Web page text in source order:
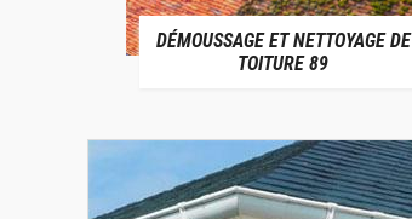
DÉMOUSSAGE ET NETTOYAGE DE
TOITURE 89